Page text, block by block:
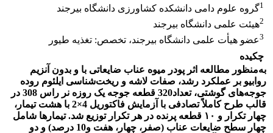
1گروه علوم دامی دانشکده کشاورزی دانشگاه بیرجند
2هیئت علمی دانشگاه بیرجند
3عضو هیأت علمی دانشگاه بیرجند، تخصص: تغذیه طیور
چکیده
به‌منظور مطالعه اثر پودر میوه عناب ضایعاتی با و بدون آنزیم
روابیو بر عملکرد رشد، صفات لاشه و ریخت‌شناسی ایلئوم روده
جوجه‌های گوشتی، تعداد320 قطعه جوجه یک‌ روزه نر راس 308 در
قالب طرح کاملاً تصادفی با آزمایش فاکتوریل 4×2 با هشت تیمار،
چهار تکرار و ۱۰ قطعه پرنده در هر تکرار توزیع شد. تیمارها شامل
چهار سطح ضایعات عناب (صفر، چهار، هفت و10 درصد) و دو